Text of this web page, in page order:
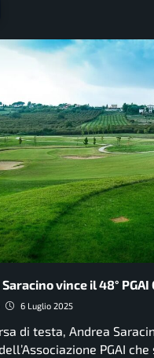
vince il 48°
6 Luglio 2025
di testa, Andrea
PGAI